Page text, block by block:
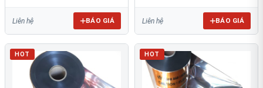
Liên hệ BÁO GIÁ Liên hệ BÁO GIÁ
HOT HOT